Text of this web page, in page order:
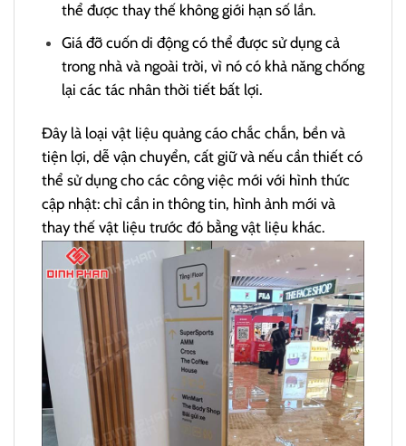
thể được thay thế không giới hạn số lần.
Giá đỡ cuốn di động có thể được sử dụng cả
trong nhà và ngoài trời, vì nó có khả năng chống
lại các tác nhân thời tiết bất lợi.
Đây là loại vật liệu quảng cáo chắc chắn, bền và
tiện lợi, dễ vận chuyển, cất giữ và nếu cần thiết có
thể sử dụng cho các công việc mới với hình thức
cập nhật: chỉ cần in thông tin, hình ảnh mới và
thay thế vật liệu trước đó bằng vật liệu khác.